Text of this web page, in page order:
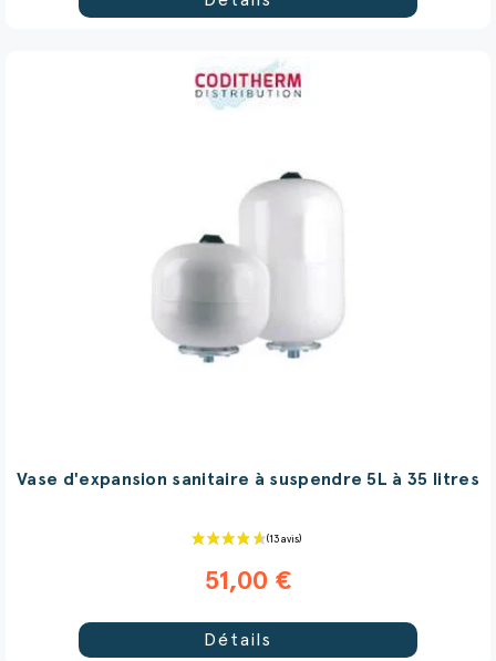
Vase d'expansion sanitaire à suspendre 5L à 35 litres
51,00 €
Détails